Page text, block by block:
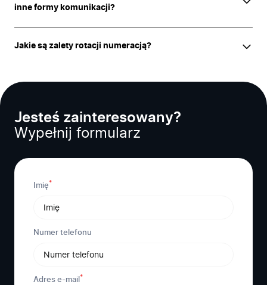
inne formy komunikacji?
Jakie są zalety rotacji numeracją?
Jesteś zainteresowany?
Wypełnij formularz
Imię*
Numer telefonu
Adres e-mail *